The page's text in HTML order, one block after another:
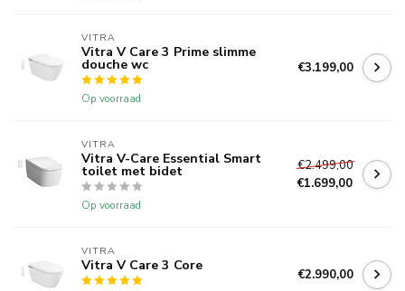
VITRA
Vitra V Care 3 Prime slimme
douche wc
Op voorraad
€3.199,00
VITRA
Vitra V-Care Essential Smart
toilet met bidet
Op voorraad
€2.499,00
€1.699,00
VITRA
Vitra V Care 3 Core
€2.990,00